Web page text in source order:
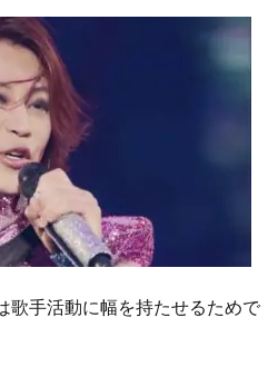
歌手活動に幅を持たせるためで